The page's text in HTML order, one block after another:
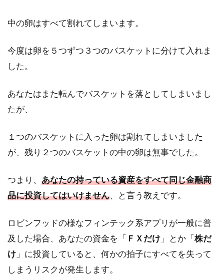
中の卵はすべて割れてしまいます。
今度は卵を５つずつ３つのバスケットに分けて入れま
した。
あなたはまた転んでバスケットを落としてしまいまし
たが、
１つのバスケットに入った卵は割れてしまいました
が、残り２つのバスケットの中の卵は無事でした。
つまり、 あなたの持っている資産をすべて同じ金融商
品に投資してはいけません、と言う教えです。
ロビンフッドの様なフィンテック系アプリが一般に普
及した場合、あなたの資金を「 ＦＸだけ 」とか「株だ
け 」に投資していると、何かの拍子にすべてを失って
しまうリスクが発生します。